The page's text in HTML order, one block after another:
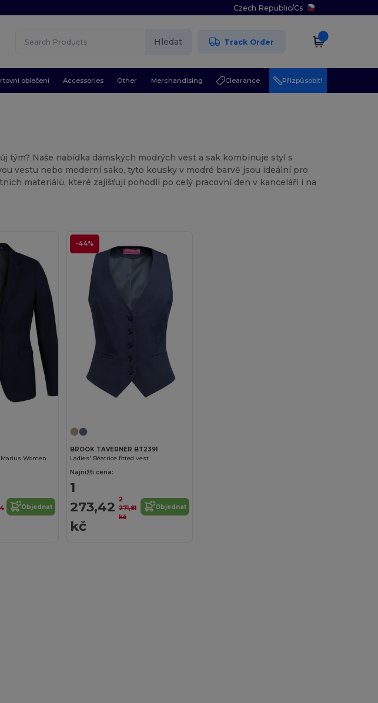
Czech Republic/Cs
Hledat Track Order
oblečení Accessories Other Merchandising Clearance Přizpůsobit!
tým? Naše nabídka dámských modrých vest a sak kombinuje styl s
vestu nebo moderní sako, tyto kousky v modré barvě jsou ideální pro
materiálů, které zajišťují pohodlí po celý pracovní den v kanceláři i na
Women
Objednat
-44%
BROOK TAVERNER BT2391
Ladies' Béatrice fitted vest
Najnižší cena:
1
273,42
kč
2
271,81
kč
Objednat